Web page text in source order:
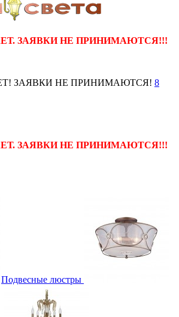
ЗАЯВКИ НЕ ПРИНИМАЮТСЯ!!!
ЗАЯВКИ НЕ ПРИНИМАЮТСЯ! 8
ЗАЯВКИ НЕ ПРИНИМАЮТСЯ!!!
Подвесные люстры